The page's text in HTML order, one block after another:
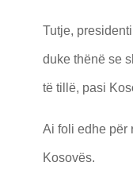
Tutje,
duke thënë se
të tillë, pasi
Ai foli edhe për
Kosovës.